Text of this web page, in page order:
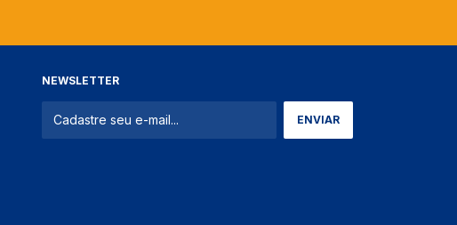
NEWSLETTER